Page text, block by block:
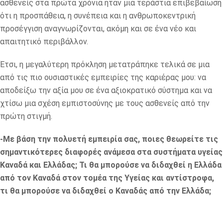
ασθενείς στα πρώτα χρόνια ήταν μια τεράστια επιβεβαίωση
ότι η προσπάθεια, η συνέπεια και η ανθρωποκεντρική
προσέγγιση αναγνωρίζονται, ακόμη και σε ένα νέο και
απαιτητικό περιβάλλον.
Έτσι, η μεγαλύτερη πρόκληση μετατράπηκε τελικά σε μια
από τις πιο ουσιαστικές εμπειρίες της καριέρας μου: να
αποδείξω την αξία μου σε ένα αξιοκρατικό σύστημα και να
χτίσω μια σχέση εμπιστοσύνης με τους ασθενείς από την
πρώτη στιγμή.
-Με βάση την πολυετή εμπειρία σας, ποιες θεωρείτε τις
σημαντικότερες διαφορές ανάμεσα στα συστήματα υγείας
Καναδά και Ελλάδας; Τι θα μπορούσε να διδαχθεί η Ελλάδα
από τον Καναδά στον τομέα της Υγείας και αντίστροφα,
τι θα μπορούσε να διδαχθεί ο Καναδάς από την Ελλάδα;